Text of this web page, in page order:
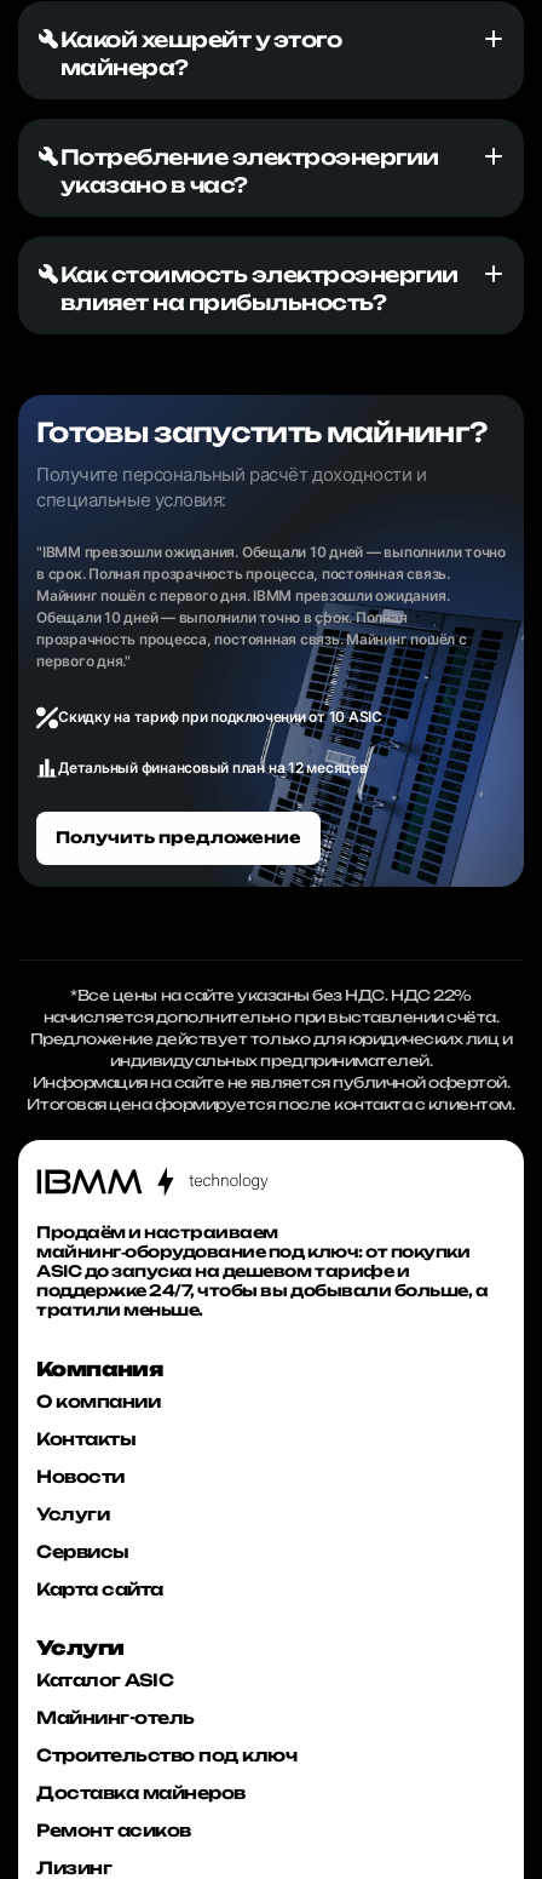
Какой хешрейт у этого
майнера?
Потребление электроэнергии
указано в час?
Как стоимость электроэнергии
влияет на прибыльность?
Готовы запустить майнинг?
Получите персональный расчёт доходности и
специальные условия:
"IBMM превзошли ожидания. Обещали 10 дней — выполнили точно
в срок. Полная прозрачность процесса, постоянная связь.
Майнинг пошёл с первого дня. IBMM превзошли ожидания.
Обещали 10 дней — выполнили точно в срок. Полная
прозрачность процесса, постоянная связь. Майнинг пошёл с
первого дня."
Скидку на тариф при подключении от 10 ASIC
Детальный финансовый план на 12 месяцев
Получить предложение
*Все цены на сайте указаны без НДС. НДС 22%
начисляется дополнительно при выставлении счёта.
Предложение действует только для юридических лиц и
индивидуальных предпринимателей.
Информация на сайте не является публичной офертой.
Итоговая цена формируется после контакта с клиентом.
Продаём и настраиваем
майнинг‑оборудование под ключ: от покупки
ASIC до запуска на дешевом тарифе и
поддержке 24/7, чтобы вы добывали больше, а
тратили меньше.
Компания
О компании
Контакты
Новости
Услуги
Сервисы
Карта сайта
Услуги
Каталог ASIC
Майнинг-отель
Строительство под ключ
Доставка майнеров
Ремонт асиков
Лизинг